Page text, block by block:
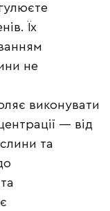
Їх
не
виконувати
— від
та